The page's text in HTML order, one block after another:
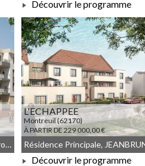
À PARTIR DE 317 000,00 €
Découvrir le programme
JEANBRUN, Meublé non géré, Droit commun
L'ECHAPPEE
Montreuil (62170)
À PARTIR DE 229 000,00 €
Découvrir le programme